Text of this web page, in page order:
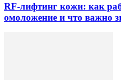
RF-лифтинг кожи: как
омоложение и что важно